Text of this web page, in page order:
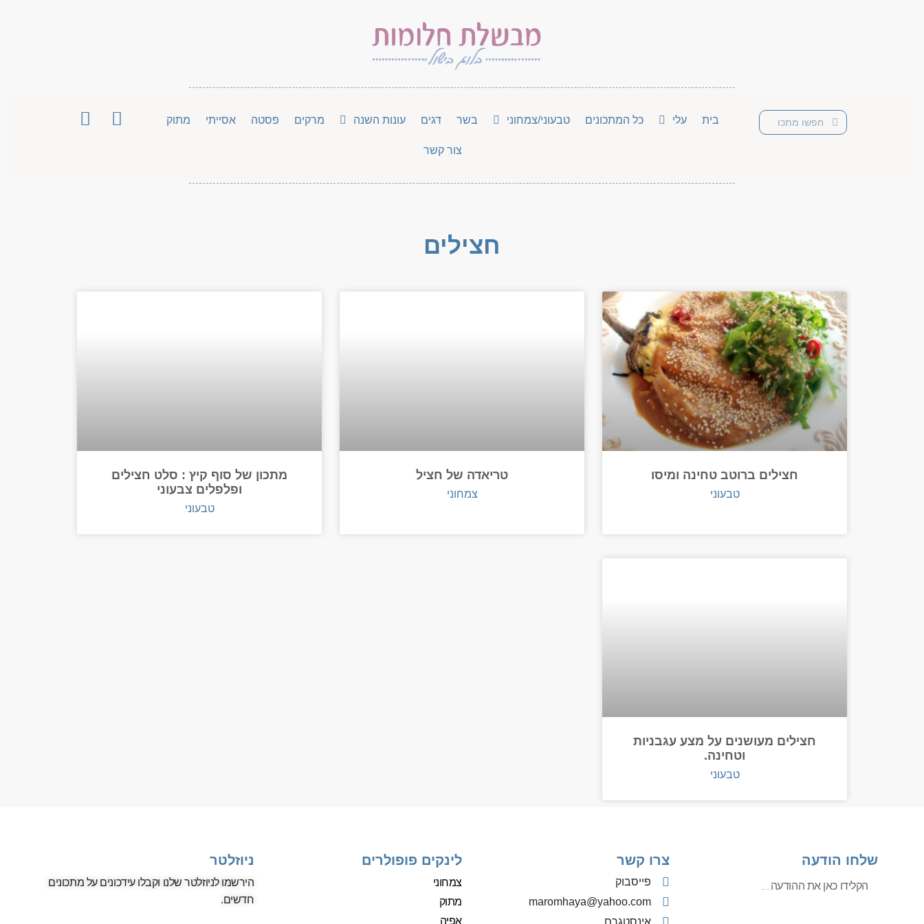
בית עלי כל המתכונים טבעוני/צמחוני בשר דגים עונות השנה מרקים פסטה אסייתי מתוק
צור קשר
חצילים
חצילים ברוטב טחינה ומיסו
טבעוני
טריאדה של חציל
צמחוני
מתכון של סוף קיץ : סלט חצילים
ופלפלים צבעוני
טבעוני
חצילים מעושנים על מצע עגבניות
וטחינה.
טבעוני
שלחו הודעה צרו קשר
פייסבוק
‫maromhaya@yahoo.com
לינקים פופולרים
צמחוני
מתוק
אפיה
ניוזלטר
הירשמו לניוזלטר שלנו וקבלו עידכונים על מתכונים
חדשים.